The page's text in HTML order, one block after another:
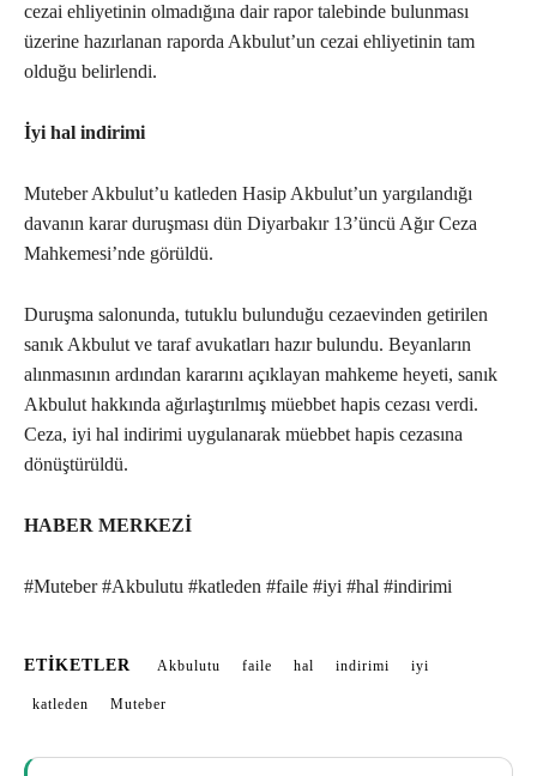
cezai ehliyetinin olmadığına dair rapor talebinde bulunması
üzerine hazırlanan raporda Akbulut’un cezai ehliyetinin tam
olduğu belirlendi.
İyi hal indirimi
Muteber Akbulut’u katleden Hasip Akbulut’un yargılandığı
davanın karar duruşması dün Diyarbakır 13’üncü Ağır Ceza
Mahkemesi’nde görüldü.
Duruşma salonunda, tutuklu bulunduğu cezaevinden getirilen
sanık Akbulut ve taraf avukatları hazır bulundu. Beyanların
alınmasının ardından kararını açıklayan mahkeme heyeti, sanık
Akbulut hakkında ağırlaştırılmış müebbet hapis cezası verdi.
Ceza, iyi hal indirimi uygulanarak müebbet hapis cezasına
dönüştürüldü.
HABER MERKEZİ
#Muteber #Akbulutu #katleden #faile #iyi #hal #indirimi
ETIKETLER Akbulutu faile hal indirimi iyi
katleden Muteber